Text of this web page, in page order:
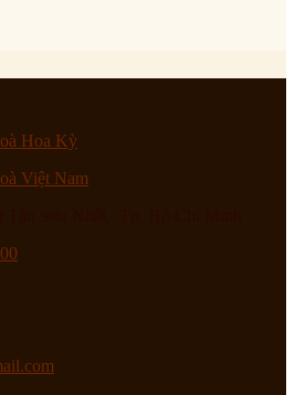
Hoa Kỳ
Việt Nam